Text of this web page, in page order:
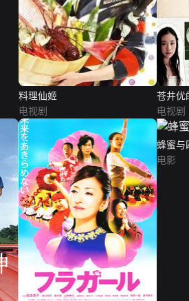
料理仙姬
电视剧
苍井优
电视剧
蜂蜜与
电影